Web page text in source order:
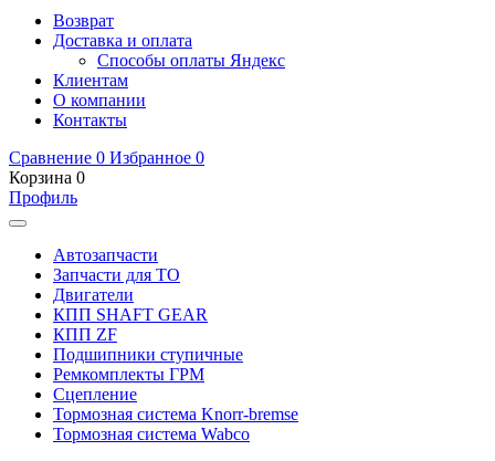
Возврат
Доставка и оплата
Способы оплаты Яндекс
Клиентам
О компании
Контакты
Сравнение 0 Избранное 0
Корзина 0
Профиль
Автозапчасти
Запчасти для ТО
Двигатели
КПП SHAFT GEAR
КПП ZF
Подшипники ступичные
Ремкомплекты ГРМ
Сцепление
Тормозная система Knorr-bremse
Тормозная система Wabco